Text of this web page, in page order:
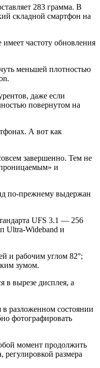
283 грамма. В
складной смартфон на
частоту обновления
меньшей плотностью
даже если
повернутом на
А вот как
завершенно. Тем не
и
по-прежнему выдержан
UFS 3.1 — 256
Ultra-Wideband и
и рабочим углом 82°;
зумом.
в вырезе дисплея, а
в разложенном состоянии
фотографировать
момент продолжить
размера